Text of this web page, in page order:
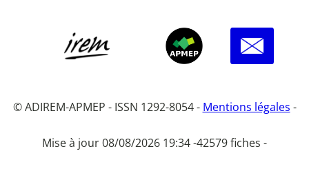
© ADIREM-APMEP - ISSN 1292-8054 - Mentions légales -
Mise à jour 08/08/2026 19:34 -42579 fiches -